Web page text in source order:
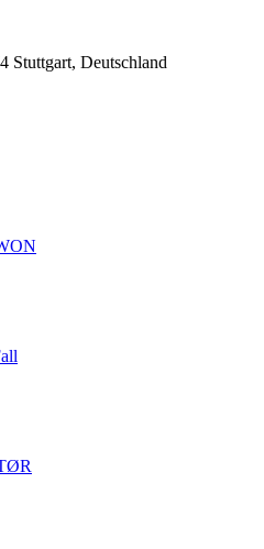
Stuttgart, Deutschland